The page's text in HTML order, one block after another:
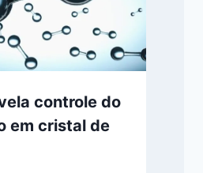
controle do
em cristal de